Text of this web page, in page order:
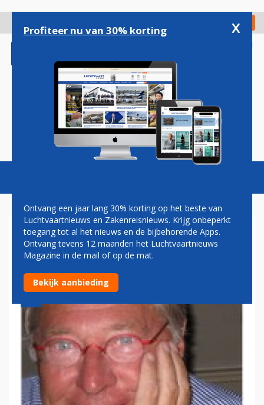
gaan
Check in
Magazine Podcasts Vacatures
COMMENTAAR: BLAUW
BLOED
Profiteer nu van 30% korting x
Ontvang een jaar lang 30% korting op het beste van
Luchtvaartnieuws en Zakenreisnieuws. Krijg onbeperkt
toegang tot al het nieuws en de bijbehorende Apps.
Ontvang tevens 12 maanden het Luchtvaartnieuws
Magazine in de mail of op de mat.
Bekijk aanbieding